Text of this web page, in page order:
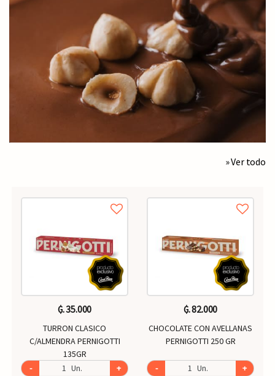
» Ver todo
₲. 35.000
TURRON CLASICO
C/ALMENDRA PERNIGOTTI
135GR
-
Un. +
₲. 82.000
CHOCOLATE CON AVELLANAS
PERNIGOTTI 250 GR
- Un. +